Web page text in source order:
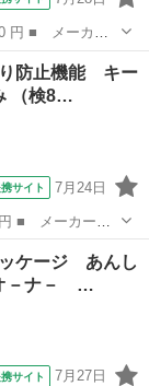
名： Ｃ いま
ーター ＶＳ
防止機能 キー
（検8…
サイト 7月24日
名： Ｃ 横滑
気量： 660cc
ケージ あんし
－ナ－ …
サイト 7月27日